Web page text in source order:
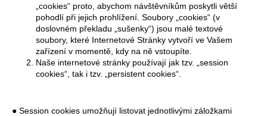
„cookies“ proto, abychom návštěvníkům poskytli větší
pohodlí při jejich prohlížení. Soubory „cookies“ (v
doslovném překladu „sušenky“) jsou malé textové
soubory, které Internetové Stránky vytvoří ve Vašem
zařízení v momentě, kdy na ně vstoupíte.
Naše internetové stránky používají jak tzv. „session
cookies“, tak i tzv. „persistent cookies“.
● Session cookies umožňují listovat jednotlivými záložkami